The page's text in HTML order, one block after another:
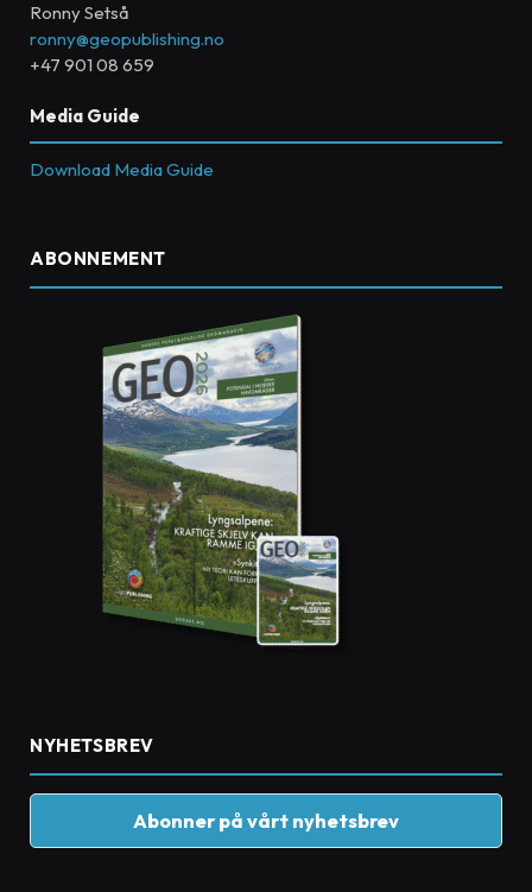
Ronny Setså
ronny@geopublishing.no
+47 901 08 659
Media Guide
Download Media Guide
ABONNEMENT
NYHETSBREV
Abonner på vårt nyhetsbrev